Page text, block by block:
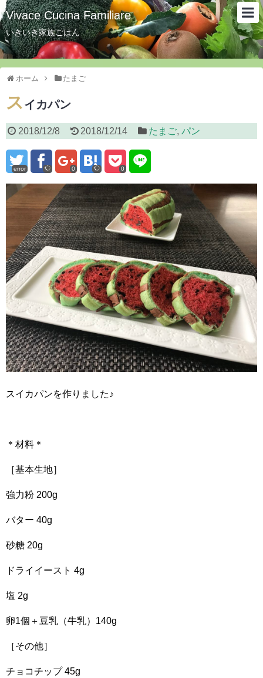
Vivace Cucina Familiare
いきいき家族ごはん
ホーム たまご
スイカパン
2018/12/8 2018/12/14 たまご,パン
error 0 0
スイカパンを作りました♪
＊材料＊
［基本生地］
強力粉 200g
バター 40g
砂糖 20g
ドライイースト 4g
塩 2g
卵1個＋豆乳（牛乳）140g
［その他］
チョコチップ 45g